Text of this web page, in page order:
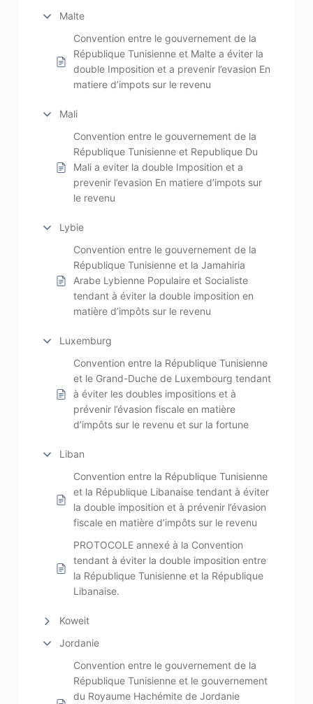
Malte
Convention entre le gouvernement de la
République Tunisienne et Malte a éviter la
double Imposition et a prevenir l’evasion En
matiere d’impots sur le revenu
Mali
Convention entre le gouvernement de la
République Tunisienne et Republique Du
Mali a eviter la double Imposition et a
prevenir l’evasion En matiere d’impots sur
le revenu
Lybie
Convention entre le gouvernement de la
République Tunisienne et la Jamahiria
Arabe Lybienne Populaire et Socialiste
tendant à éviter la double imposition en
matière d’impôts sur le revenu
Luxemburg
Convention entre la République Tunisienne
et le Grand-Duche de Luxembourg tendant
à éviter les doubles impositions et à
prévenir l’évasion fiscale en matière
d’impôts sur le revenu et sur la fortune
Liban
Convention entre la République Tunisienne
et la République Libanaise tendant à éviter
la double imposition et à prévenir l’évasion
fiscale en matière d’impôts sur le revenu
PROTOCOLE annexé à la Convention
tendant à éviter la double imposition entre
la République Tunisienne et la République
Libanaise.
Koweit
Jordanie
Convention entre le gouvernement de la
République Tunisienne et le gouvernement
du Royaume Hachémite de Jordanie